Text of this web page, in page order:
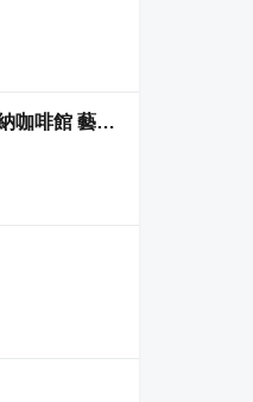
BUNA CAF'E 布納咖啡館 藝文店